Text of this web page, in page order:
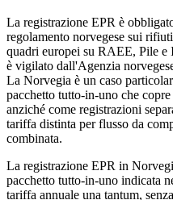
La registrazione EPR è
regolamento norvegese sui
quadri europei su RAEE, Pile e
è vigilato dall'Agenzia
La Norvegia è un caso
pacchetto tutto-in-uno che
anziché come registrazioni
tariffa distinta per flusso da
combinata.
La registrazione EPR in
pacchetto tutto-in-uno indicata
tariffa annuale una tantum,